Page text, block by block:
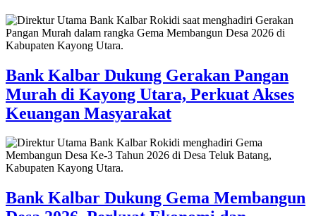
Bank Kalbar Dukung Gerakan Pangan
Murah di Kayong Utara, Perkuat Akses
Keuangan Masyarakat
Bank Kalbar Dukung Gema Membangun